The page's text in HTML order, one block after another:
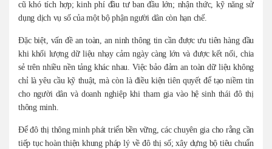
cũ khó tích hợp; kinh phí đầu tư ban đầu lớn; nhận thức, kỹ năng sử
dụng dịch vụ số của một bộ phận người dân còn hạn chế.
Đặc biệt, vấn đề an toàn, an ninh thông tin cần được ưu tiên hàng đầu
khi khối lượng dữ liệu nhạy cảm ngày càng lớn và được kết nối, chia
sẻ trên nhiều nền tảng khác nhau. Việc bảo đảm an toàn dữ liệu không
chỉ là yêu cầu kỹ thuật, mà còn là điều kiện tiên quyết để tạo niềm tin
cho người dân và doanh nghiệp khi tham gia vào hệ sinh thái đô thị
thông minh.
Để đô thị thông minh phát triển bền vững, các chuyên gia cho rằng cần
tiếp tục hoàn thiện khung pháp lý về đô thị số; xây dựng bộ tiêu chuẩn